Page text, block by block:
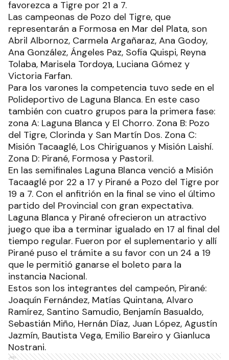
favorezca a Tigre por 21 a 7.
Las campeonas de Pozo del Tigre, que
representarán a Formosa en Mar del Plata, son
Abril Albornoz, Carmela Argañaraz, Ana Godoy,
Ana González, Ángeles Paz, Sofía Quispi, Reyna
Tolaba, Marisela Tordoya, Luciana Gómez y
Victoria Farfan.
Para los varones la competencia tuvo sede en el
Polideportivo de Laguna Blanca. En este caso
también con cuatro grupos para la primera fase:
zona A: Laguna Blanca y El Chorro. Zona B: Pozo
del Tigre, Clorinda y San Martín Dos. Zona C:
Misión Tacaaglé, Los Chiriguanos y Misión Laishí.
Zona D: Pirané, Formosa y Pastoril.
En las semifinales Laguna Blanca venció a Misión
Tacaaglé por 22 a 17 y Pirané a Pozo del Tigre por
19 a 7. Con el anfitrión en la final se vino el último
partido del Provincial con gran expectativa.
Laguna Blanca y Pirané ofrecieron un atractivo
juego que iba a terminar igualado en 17 al final del
tiempo regular. Fueron por el suplementario y allí
Pirané puso el trámite a su favor con un 24 a 19
que le permitió ganarse el boleto para la
instancia Nacional.
Estos son los integrantes del campeón, Pirané:
Joaquín Fernández, Matías Quintana, Alvaro
Ramírez, Santino Samudio, Benjamín Basualdo,
Sebastián Miño, Hernán Díaz, Juan López, Agustín
Jazmín, Bautista Vega, Emilio Bareiro y Gianluca
Nostrani.
Ads